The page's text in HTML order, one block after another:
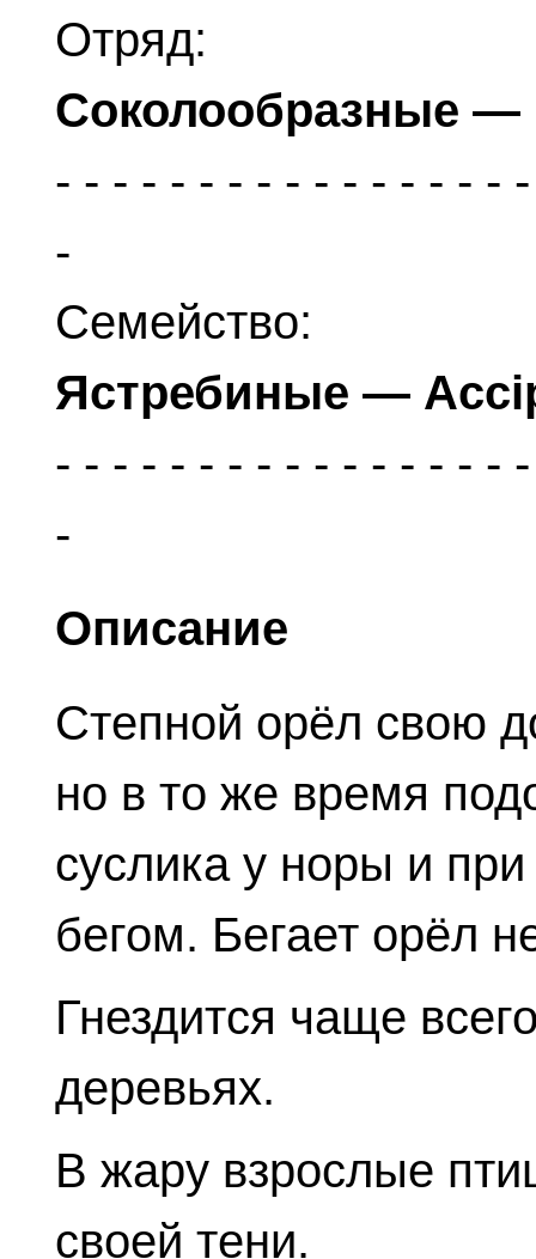
Отряд:
Соколообразные —
Семейство:
Ястребиные —
Описание
Степной орёл свою
но в то же время
суслика у норы и
бегом. Бегает орёл
Гнездится чаще
деревьях.
В жару взрослые
своей тени.